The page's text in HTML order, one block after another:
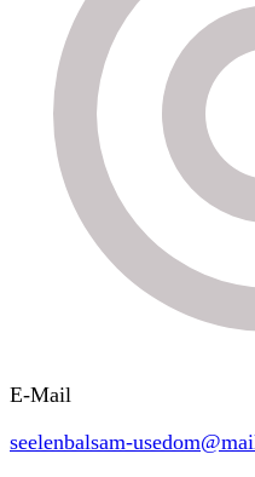
E-Mail
seelenbalsam-